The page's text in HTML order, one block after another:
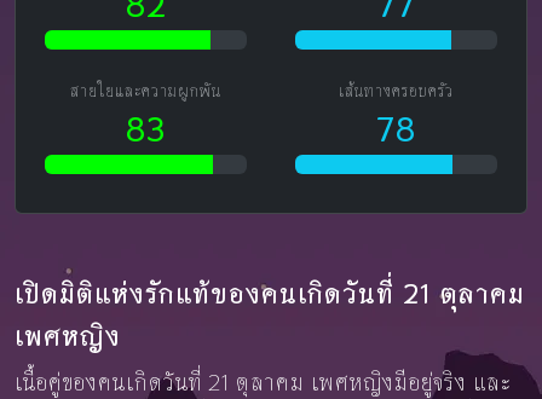
สายใยและความผูกพัน
83
เส้นทางครอบครัว
78
เปิดมิติแห่งรักแท้ของคนเกิดวันที่ 21 ตุลาคม
เพศหญิง
เนื้อคู่ของคนเกิดวันที่ 21 ตุลาคม เพศหญิงมีอยู่จริง และ